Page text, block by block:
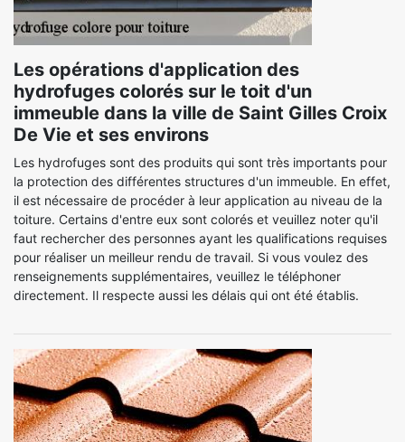
Les opérations d'application des
hydrofuges colorés sur le toit d'un
immeuble dans la ville de Saint Gilles Croix
De Vie et ses environs
Les hydrofuges sont des produits qui sont très importants pour
la protection des différentes structures d'un immeuble. En effet,
il est nécessaire de procéder à leur application au niveau de la
toiture. Certains d'entre eux sont colorés et veuillez noter qu'il
faut rechercher des personnes ayant les qualifications requises
pour réaliser un meilleur rendu de travail. Si vous voulez des
renseignements supplémentaires, veuillez le téléphoner
directement. Il respecte aussi les délais qui ont été établis.